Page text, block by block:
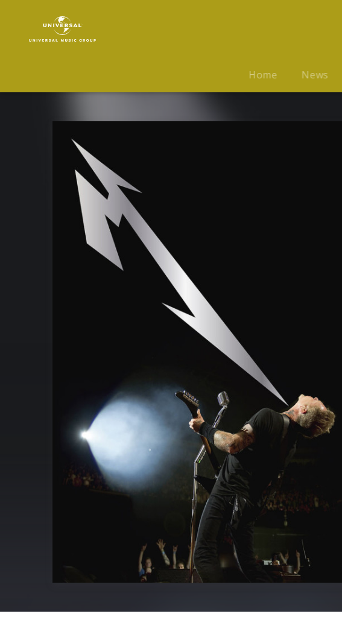
Musik
Home News